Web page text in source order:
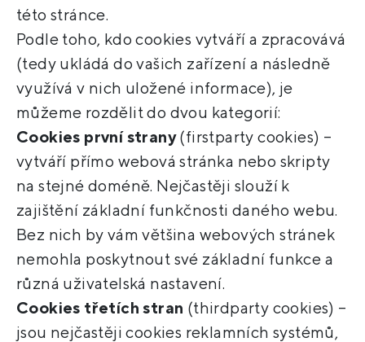
této stránce.
Podle toho, kdo cookies vytváří a zpracovává
(tedy ukládá do vašich zařízení a následně
využívá v nich uložené informace), je
můžeme rozdělit do dvou kategorií:
Cookies první strany(firstparty cookies) –
vytváří přímo webová stránka nebo skripty
na stejné doméně. Nejčastěji slouží k
zajištění základní funkčnosti daného webu.
Bez nich by vám většina webových stránek
nemohla poskytnout své základní funkce a
různá uživatelská nastavení.
Cookies třetích stran (thirdparty cookies) –
jsou nejčastěji cookies reklamních systémů,